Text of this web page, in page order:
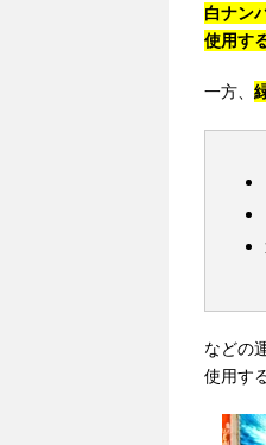
白ナン
使用す
一方、
などの
使用す